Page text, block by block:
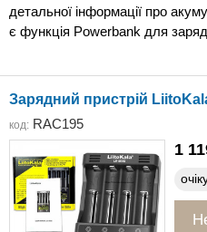
детальної інформації про
є функція Powerbank для
Зарядний пристрій
код: RAC195
1